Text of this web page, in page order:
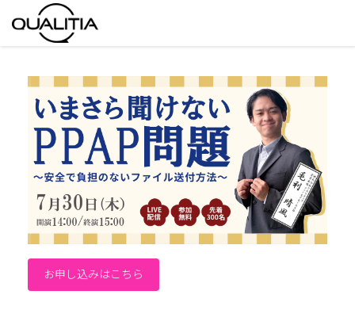
お申し込みはこちら